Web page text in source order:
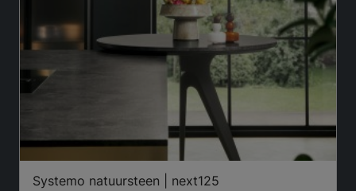
Systemo natuursteen | next125